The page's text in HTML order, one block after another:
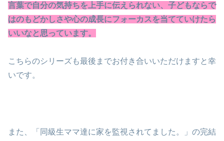
言葉で自分の気持ちを上手に伝えられない、子どもならで
はのもどかしさや心の成長にフォーカスを当てていけたら
いいなと思っています。
こちらのシリーズも最後までお付き合いいただけますと幸
いです。
また、「同級生ママ達に家を監視されてました。」の完結